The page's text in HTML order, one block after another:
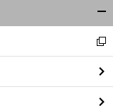
閉
る
新
し
い
ウ
ィ